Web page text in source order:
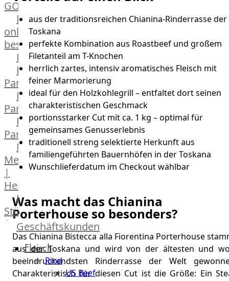
GOURMET
Lebensmittel
online
bestellen
Karriere
Kochschul-
Partner
Depot-
Partner
Frischetheken-
Partner
Männer
Metzger
|
Heinsberg
Feinkost
Stüttgen
|
Düsseldorf
The
Meat
Club
Geschäftskunden
Fleisch
Rind
US Beef
aus der traditionsreichen Chianina-Rinderrasse der
Toskana
perfekte Kombination aus Roastbeef und großem
Filetanteil am T-Knochen
herrlich zartes, intensiv aromatisches Fleisch mit
feiner Marmorierung
ideal für den Holzkohlegrill – entfaltet dort seinen
charakteristischen Geschmack
portionsstarker Cut mit ca. 1 kg – optimal für
gemeinsames Genusserlebnis
traditionell streng selektierte Herkunft aus
familiengeführten Bauernhöfen in der Toskana
Wunschlieferdatum im Checkout wählbar
Was macht das Chianina
Porterhouse so besonders?
Das Chianina Bistecca alla Fiorentina Porterhouse
aus der Toskana und wird von der ältesten und
beeindruckendsten Rinderrasse der Welt
Charakteristisch für diesen Cut ist die Größe: Ein